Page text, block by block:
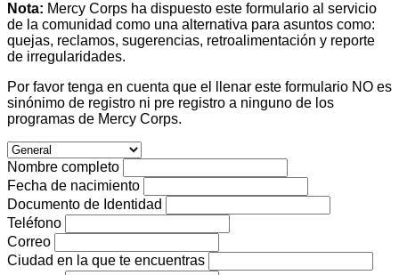
Nota: Mercy Corps ha dispuesto este formulario al servicio
de la comunidad como una alternativa para asuntos como:
quejas, reclamos, sugerencias, retroalimentación y reporte
de irregularidades.
Por favor tenga en cuenta que el llenar este formulario NO es
sinónimo de registro ni pre registro a ninguno de los
programas de Mercy Corps.
Nombre completo
Fecha de nacimiento
Documento de Identidad
Teléfono
Correo
Ciudad en la que te encuentras